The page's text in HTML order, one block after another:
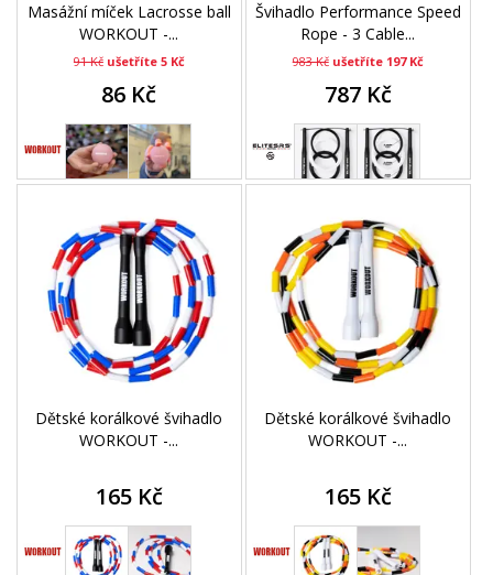
Masážní míček Lacrosse ball
WORKOUT -...
91 Kč ušetříte 5 Kč
86 Kč
Švihadlo Performance Speed
Rope - 3 Cable...
983 Kč ušetříte 197 Kč
787 Kč
Dětské korálkové švihadlo
WORKOUT -...
165 Kč
Dětské korálkové švihadlo
WORKOUT -...
165 Kč